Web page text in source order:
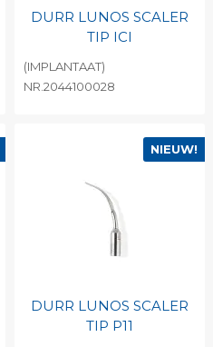
DURR LUNOS SCALER
TIP ICI
(IMPLANTAAT)
NR.2044100028
NIEUW!
DURR LUNOS SCALER
TIP P11